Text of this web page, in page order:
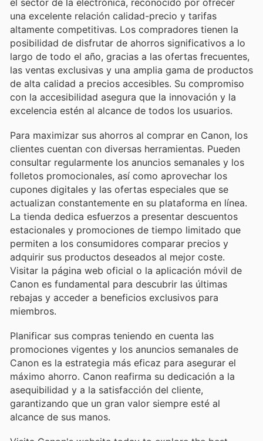
una excelente relación calidad-precio y tarifas
altamente competitivas. Los compradores tienen la
posibilidad de disfrutar de ahorros significativos a lo
largo de todo el año, gracias a las ofertas frecuentes,
las ventas exclusivas y una amplia gama de productos
de alta calidad a precios accesibles. Su compromiso
con la accesibilidad asegura que la innovación y la
excelencia estén al alcance de todos los usuarios.
Para maximizar sus ahorros al comprar en Canon, los
clientes cuentan con diversas herramientas. Pueden
consultar regularmente los anuncios semanales y los
folletos promocionales, así como aprovechar los
cupones digitales y las ofertas especiales que se
actualizan constantemente en su plataforma en línea.
La tienda dedica esfuerzos a presentar descuentos
estacionales y promociones de tiempo limitado que
permiten a los consumidores comparar precios y
adquirir sus productos deseados al mejor coste.
Visitar la página web oficial o la aplicación móvil de
Canon es fundamental para descubrir las últimas
rebajas y acceder a beneficios exclusivos para
miembros.
Planificar sus compras teniendo en cuenta las
promociones vigentes y los anuncios semanales de
Canon es la estrategia más eficaz para asegurar el
máximo ahorro. Canon reafirma su dedicación a la
asequibilidad y a la satisfacción del cliente,
garantizando que un gran valor siempre esté al
alcance de sus manos.